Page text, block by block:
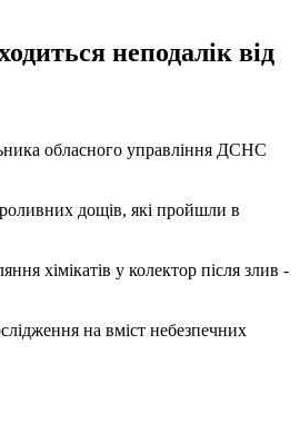
неподалік від
обласного управління ДСНС
дощів, які пройшли в
хімікатів у колектор після злив -
на вміст небезпечних